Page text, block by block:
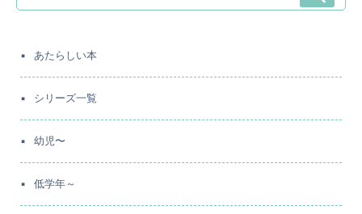
あたらしい本
シリーズ一覧
幼児〜
低学年～